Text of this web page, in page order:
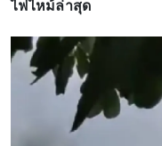
ไฟไหม้ล่าสุด